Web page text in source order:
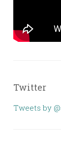
Twitter
Tweets by